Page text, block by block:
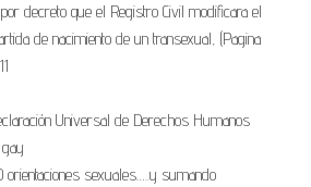
decreto que el Registro Civil modificara el
de nacimiento de un transexual, (Pagina
Universal de Derechos Humanos
sexuales…..y sumando